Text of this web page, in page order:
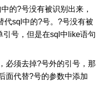
的?号没有被识别出来，
代sql中的?号。?号没有被
引号，但是在sql中like语句
必须去掉?号外的引号，那
面代替?号的参数中添加